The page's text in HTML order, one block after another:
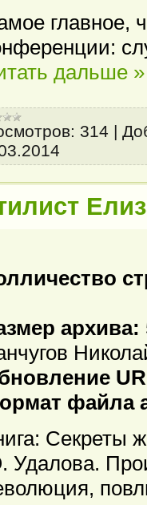
главное,
дальше »
314 |
архива:
файла
Секреты
Удалова.